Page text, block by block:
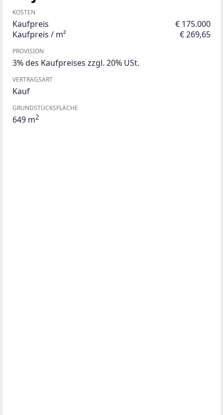
KOSTEN
Kaufpreis
€ 175.000
Kaufpreis / m²
€ 269,65
PROVISION
3% des Kaufpreises zzgl. 20% USt.
VERTRAGSART
Kauf
GRUNDSTÜCKSFLÄCHE
649 m2